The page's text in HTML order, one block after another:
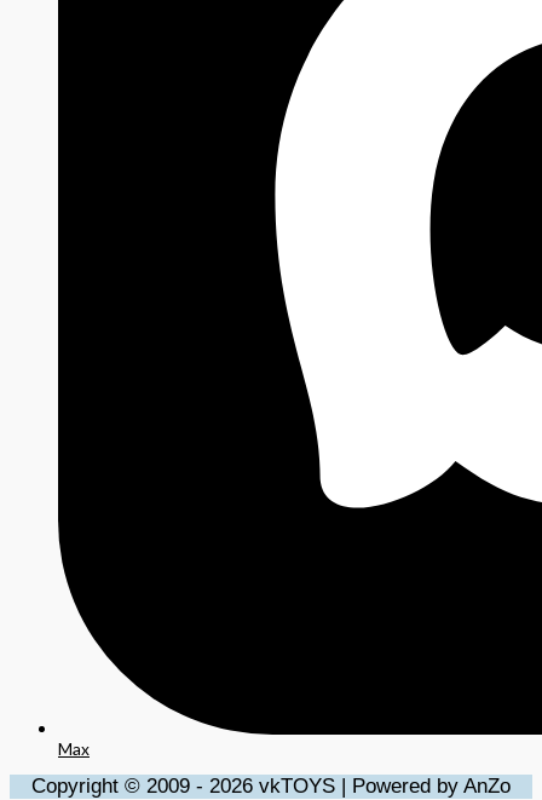
Max
Copyright © 2009 - 2026 vkTOYS | Powered by AnZo